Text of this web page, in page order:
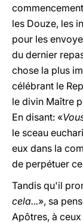
les Douze, les
pour les
du dernier
chose la plus
célébrant le
le divin Maître
En disant: «
le sceau
eux dans la
de perpétuer
Tandis qu'il
cela...», sa
Apôtres, à